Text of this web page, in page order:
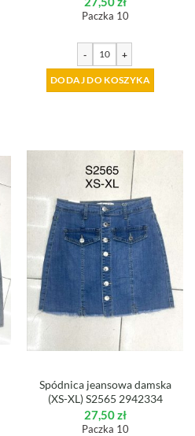
Paczka 10
- +
DODAJ DO KOSZYKA
Spódnica jeansowa damska
(XS-XL) S2565 2942334
27,50zł
Paczka 10